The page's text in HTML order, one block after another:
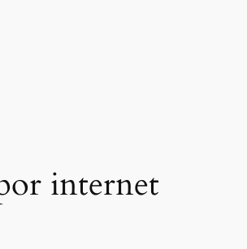
internet